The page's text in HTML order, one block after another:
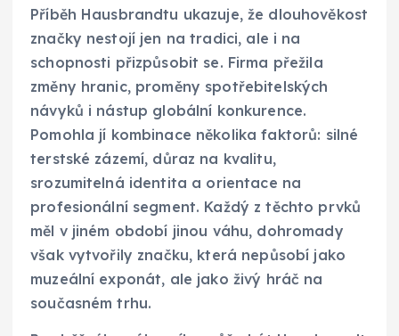
Příběh Hausbrandtu ukazuje, že dlouhověkost
značky nestojí jen na tradici, ale i na
schopnosti přizpůsobit se. Firma přežila
změny hranic, proměny spotřebitelských
návyků i nástup globální konkurence.
Pomohla jí kombinace několika faktorů: silné
terstské zázemí, důraz na kvalitu,
srozumitelná identita a orientace na
profesionální segment. Každý z těchto prvků
měl v jiném období jinou váhu, dohromady
však vytvořily značku, která nepůsobí jako
muzeální exponát, ale jako živý hráč na
současném trhu.